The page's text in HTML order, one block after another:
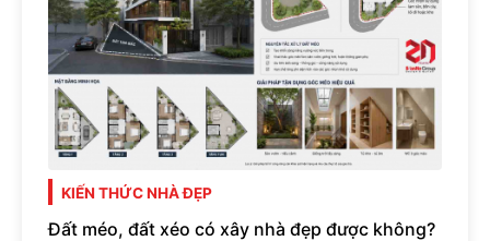
KIẾN THỨC NHÀ ĐẸP
Đất méo, đất xéo có xây nhà đẹp được không?